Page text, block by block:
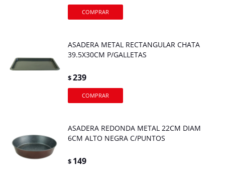
ASADERA METAL RECTANGULAR CHATA
39.5X30CM P/GALLETAS
$239
ASADERA REDONDA METAL 22CM DIAM
6CM ALTO NEGRA C/PUNTOS
$ 149